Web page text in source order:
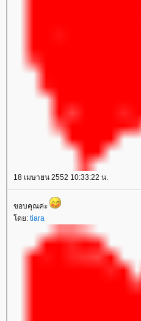
18 เมษายน 2552 10:33:22 น.
ขอบคุณค่ะ
ดย: tiara